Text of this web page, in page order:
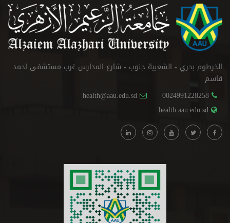
الخرطوم بحري - الشعبية جنوب - شارع المدارس غرب مستشفى احمد
قاسم
0024991228258
health@aau.edu.sd
health.aau.edu.sd